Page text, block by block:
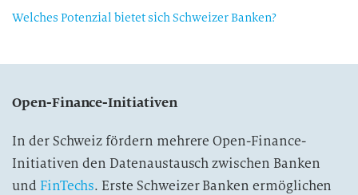
Welches Potenzial bietet sich Schweizer Banken?
Open-Finance-Initiativen
In der Schweiz fördern mehrere Open-Finance-
Initiativen den Datenaustausch zwischen Banken
und FinTechs. Erste Schweizer Banken ermöglichen